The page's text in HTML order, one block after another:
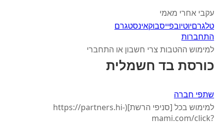
עקבי אחרי מאמי
טלגרםיוטיובפייסבוקאינסטגרם
התחברות
למימוש ההטבות צרי חשבון או התחברי
כורסת בד חשמלית
שתפי חברה
למימוש בכל [סניפי הרשת](https://partners.hi-
mami.com/click?